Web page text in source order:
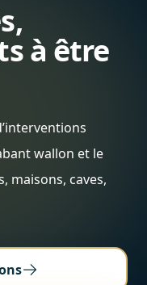
à être
wallon et le
maisons, caves,